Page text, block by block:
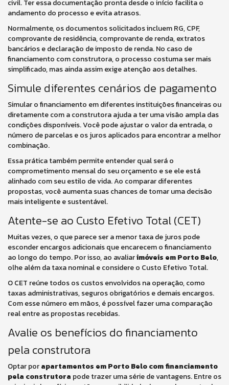
civil. Ter essa documentação pronta desde o início facilita o
andamento do processo e evita atrasos.
Normalmente, os documentos solicitados incluem RG, CPF,
comprovante de residência, comprovante de renda, extratos
bancários e declaração de imposto de renda. No caso de
financiamento com construtora, o processo costuma ser mais
simplificado, mas ainda assim exige atenção aos detalhes.
Simule diferentes cenários de pagamento
Simular o financiamento em diferentes instituições financeiras ou
diretamente com a construtora ajuda a ter uma visão ampla das
condições disponíveis. Você pode ajustar o valor da entrada, o
número de parcelas e os juros aplicados para encontrar a melhor
combinação.
Essa prática também permite entender qual será o
comprometimento mensal do seu orçamento e se ele está
alinhado com seu estilo de vida. Ao comparar diferentes
propostas, você aumenta suas chances de tomar uma decisão
mais inteligente e sustentável.
Atente-se ao Custo Efetivo Total (CET)
Muitas vezes, o que parece ser a menor taxa de juros pode
esconder encargos adicionais que encarecem o financiamento
ao longo do tempo. Por isso, ao avaliarimóveis em Porto Belo,
olhe além da taxa nominal e considere o Custo Efetivo Total.
O CET reúne todos os custos envolvidos na operação, como
taxas administrativas, seguros obrigatórios e demais encargos.
Com esse número em mãos, é possível fazer uma comparação
real entre as propostas recebidas.
Avalie os benefícios do financiamento
pela construtora
Optar porapartamentos em Porto Belo com financiamento
pela construtora pode trazer uma série de vantagens. Entre os